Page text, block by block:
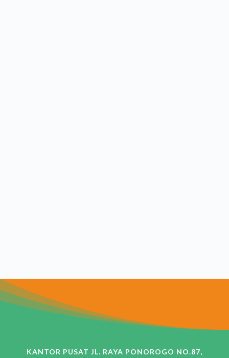
KANTOR PUSAT JL. RAYA PONOROGO NO.87,